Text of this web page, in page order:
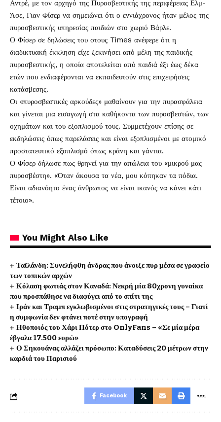
Αντρέ, με τον αρχηγό της Πυροσβεστικής της περιφέρειας Ελμ-
Άσε, Γιαν Φίσερ να σημειώνει ότι ο εννιάχρονος ήταν μέλος της
πυροσβεστικής υπηρεσίας παιδιών στο χωριό Βάρλε.
Ο Φίσερ σε δηλώσεις του στους Times ανέφερε ότι η
διαδικτυακή έκκληση είχε ξεκινήσει από μέλη της παιδικής
πυροσβεστικής, η οποία αποτελείται από παιδιά έξι έως δέκα
ετών που ενδιαφέρονται να εκπαιδευτούν στις επιχειρήσεις
κατάσβεσης.
Οι «πυροσβεστικές αρκούδες» μαθαίνουν για την πυρασφάλεια
και γίνεται μια εισαγωγή στα καθήκοντα των πυροσβεστών, των
οχημάτων και του εξοπλισμού τους. Συμμετέχουν επίσης σε
εκδηλώσεις όπως παρελάσεις και είναι εξοπλισμένοι με ατομικό
προστατευτικό εξοπλισμό όπως κράνη και γάντια.
Ο Φίσερ δήλωσε πως θρηνεί για την απώλεια του «μικρού μας
πυροσβέστη». «Όταν άκουσα τα νέα, μου κόπηκαν τα πόδια.
Είναι αδιανόητο ένας άνθρωπος να είναι ικανός να κάνει κάτι
τέτοιο».
You Might Also Like
Ταϊλάνδη: Συνελήφθη άνδρας που άνοιξε πυρ μέσα σε γραφείο
των τοπικών αρχών
Κόλαση φωτιάς στον Καναδά: Νεκρή μία 80χρονη γυναίκα
που προσπάθησε να διαφύγει από το σπίτι της
Ιράν και Τραμπ εγκλωβισμένοι στις στρατηγικές τους – Γιατί
η συμφωνία δεν φτάνει ποτέ στην υπογραφή
Ηθοποιός του Χάρι Πότερ στο OnlyFans – «Σε μία μέρα
έβγαλα 17.500 ευρώ»
Ο Σηκουάνας αλλάζει πρόσωπο: Καταδύσεις 20 μέτρων στην
καρδιά του Παρισιού
Facebook